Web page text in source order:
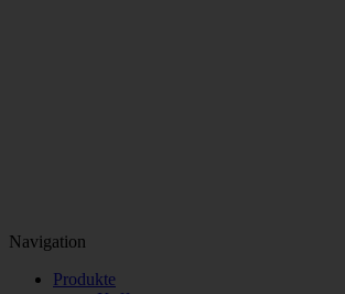
Navigation
Produkte